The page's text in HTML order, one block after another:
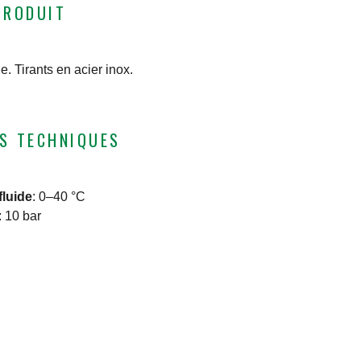
Tirants en acier inox.
TECHNIQUES
: 0–40 °C
: 10 bar